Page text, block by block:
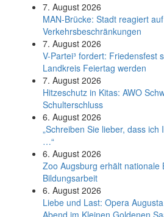
7. August 2026
MAN-Brücke: Stadt reagiert
Verkehrsbeschränkungen
7. August 2026
V-Partei­³ fordert: Friedens­fest
Land­kreis Feier­tag werden
7. August 2026
Hitzeschutz in Kitas: AWO
Schulterschluss
6. August 2026
„Schreiben Sie lieber, dass
…“
6. August 2026
Zoo Augsburg erhält nationale
Bildungsarbeit
6. August 2026
Liebe und Last: Opera
Abend im Kleinen Goldenen